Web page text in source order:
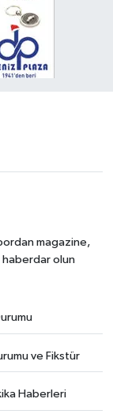
magazine,
haberdar olun
ve Fikstür
Haberleri